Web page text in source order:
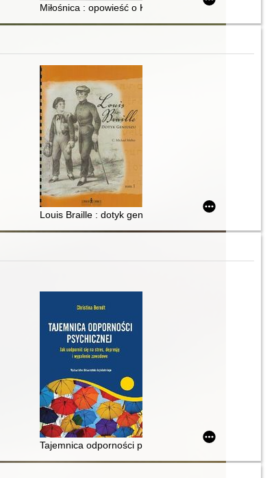
Miłośnica : opowieść o Krystynie Skrabek
Kondrackim i jego świecie. T. 1
może zostać prezydentem?. T. 2
Louis Braille : dotyk geniuszu. T. 1
Tajemnica odporności psychicznej : jak uodpornić się